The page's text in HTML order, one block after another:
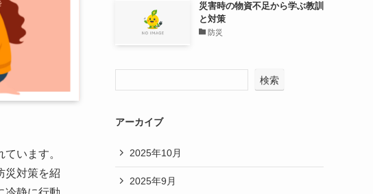
います。
災対策を紹
災害時の物資不足から学ぶ教訓
と対策
防災
検索
アーカイブ
2025年10月
2025年9月